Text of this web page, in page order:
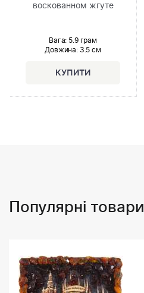
воскованном жгуте
Вага: 5.9 грам
Довжина:3.5 см
Популярні товари